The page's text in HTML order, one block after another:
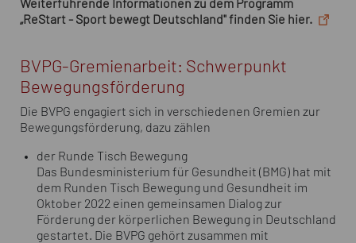
Weiterführende Informationen zu dem Programm
„ReStart - Sport bewegt Deutschland" finden Sie hier.
BVPG-Gremienarbeit: Schwerpunkt
Bewegungsförderung
Die BVPG engagiert sich in verschiedenen Gremien zur
Bewegungsförderung, dazu zählen
der Runde Tisch Bewegung
Das Bundesministerium für Gesundheit (BMG) hat mit
dem Runden Tisch Bewegung und Gesundheit im
Oktober 2022 einen gemeinsamen Dialog zur
Förderung der körperlichen Bewegung in Deutschland
gestartet. Die BVPG gehört zusammen mit